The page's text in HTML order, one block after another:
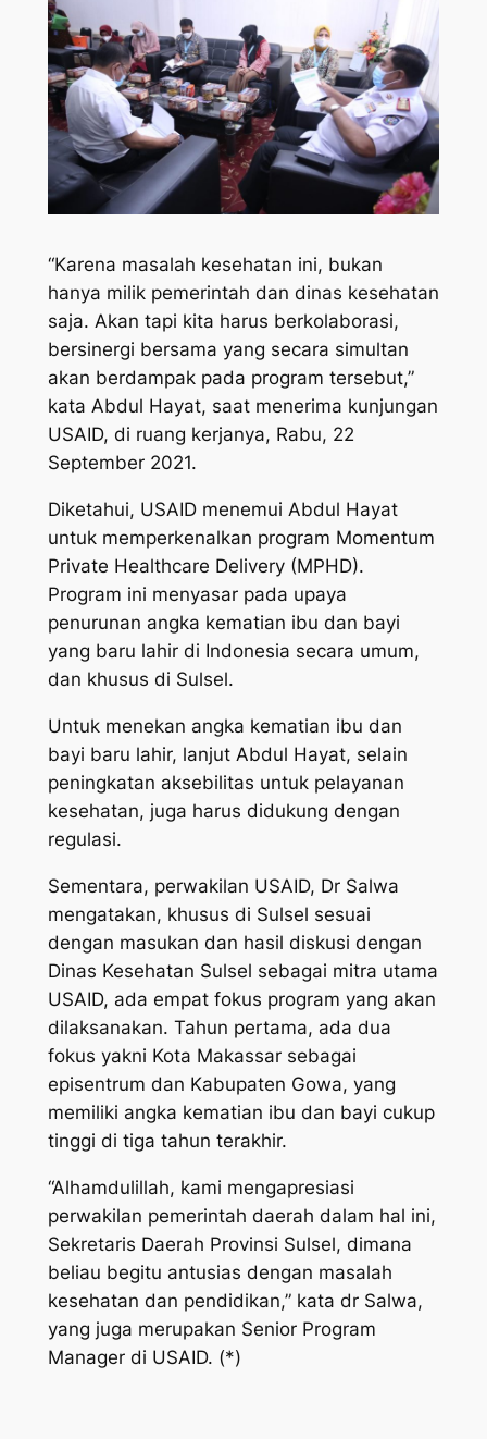
“Karena masalah kesehatan ini, bukan
hanya milik pemerintah dan dinas kesehatan
saja. Akan tapi kita harus berkolaborasi,
bersinergi bersama yang secara simultan
akan berdampak pada program tersebut,”
kata Abdul Hayat, saat menerima kunjungan
USAID, di ruang kerjanya, Rabu, 22
September 2021.
Diketahui, USAID menemui Abdul Hayat
untuk memperkenalkan program Momentum
Private Healthcare Delivery (MPHD).
Program ini menyasar pada upaya
penurunan angka kematian ibu dan bayi
yang baru lahir di Indonesia secara umum,
dan khusus di Sulsel.
Untuk menekan angka kematian ibu dan
bayi baru lahir, lanjut Abdul Hayat, selain
peningkatan aksebilitas untuk pelayanan
kesehatan, juga harus didukung dengan
regulasi.
Sementara, perwakilan USAID, Dr Salwa
mengatakan, khusus di Sulsel sesuai
dengan masukan dan hasil diskusi dengan
Dinas Kesehatan Sulsel sebagai mitra utama
USAID, ada empat fokus program yang akan
dilaksanakan. Tahun pertama, ada dua
fokus yakni Kota Makassar sebagai
episentrum dan Kabupaten Gowa, yang
memiliki angka kematian ibu dan bayi cukup
tinggi di tiga tahun terakhir.
“Alhamdulillah, kami mengapresiasi
perwakilan pemerintah daerah dalam hal ini,
Sekretaris Daerah Provinsi Sulsel, dimana
beliau begitu antusias dengan masalah
kesehatan dan pendidikan,” kata dr Salwa,
yang juga merupakan Senior Program
Manager di USAID. (*)